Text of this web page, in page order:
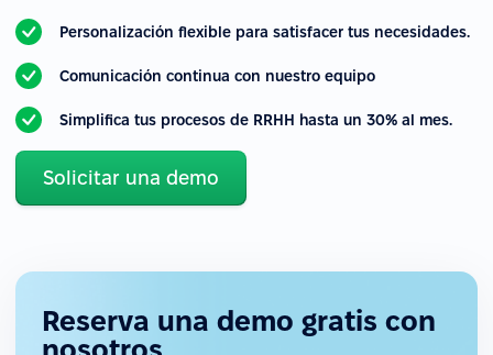
Personalización flexible para satisfacer tus necesidades.
Comunicación continua con nuestro equipo
Simplifica tus procesos de RRHH hasta un 30% al mes.
Solicitar una demo
Reserva una demo gratis con